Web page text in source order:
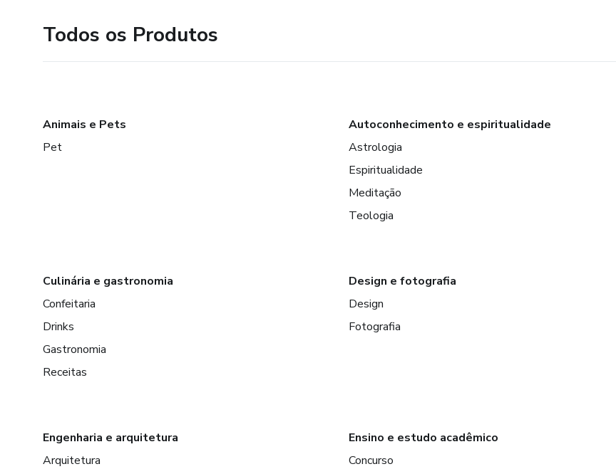
Todos os Produtos
Animais e Pets
Pet
Autoconhecimento e espiritualidade
Astrologia
Espiritualidade
Meditação
Teologia
Culinária e gastronomia
Confeitaria
Drinks
Gastronomia
Receitas
Design e fotografia
Design
Fotografia
Engenharia e arquitetura
Arquitetura
Ensino e estudo acadêmico
Concurso